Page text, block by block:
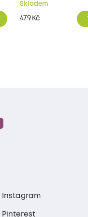
Skladem
479 Kč
Instagram
Pinterest